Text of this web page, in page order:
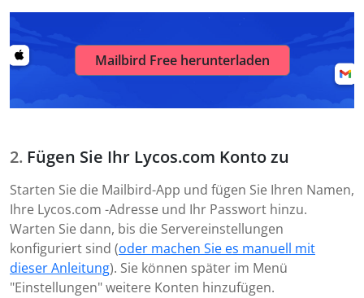
Mailbird Free herunterladen
Fügen Sie Ihr Lycos.com Konto zu
Starten Sie die Mailbird-App und fügen Sie Ihren Namen,
Ihre Lycos.com -Adresse und Ihr Passwort hinzu.
Warten Sie dann, bis die Servereinstellungen
konfiguriert sind (oder machen Sie es manuell mit
dieser Anleitung). Sie können später im Menü
"Einstellungen" weitere Konten hinzufügen.